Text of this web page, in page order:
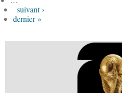
suivant ›
dernier »